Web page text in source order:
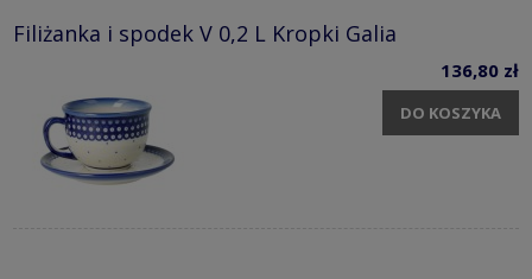
Filiżanka i spodek V 0,2 L Kropki Galia
136,80 zł
DO KOSZYKA